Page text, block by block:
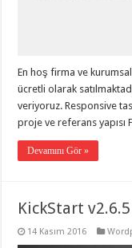
organizasyon
gaziantep
organizasyon,
gaziantep
palyaço,
twitter
twitter
takipçi
En hoş firma ve
ücretli olarak
veriyoruz. Responsive
proje ve referans yapısı
Devamını Gör »
KickStart
14 Kasım 2016